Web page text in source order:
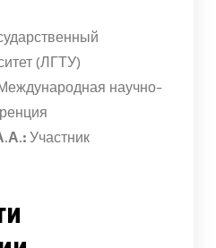
(ЛГТУ)
научно-
Участник